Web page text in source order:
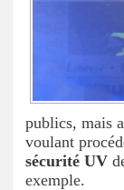
publics, mais
voulant
sécurité UV
exemple.